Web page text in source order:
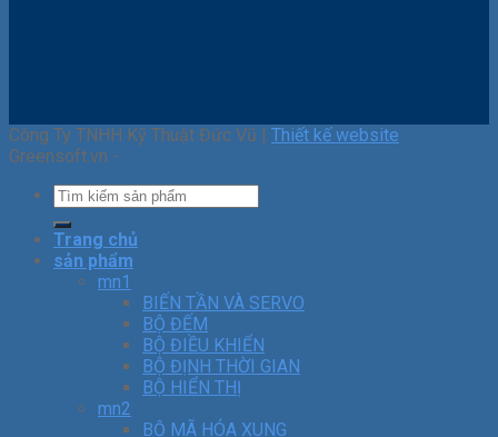
Công Ty TNHH Kỹ Thuật Đức Vũ | Thiết kế website
Greensoft.vn -
Trang chủ
sản phẩm
mn1
BIẾN TẦN VÀ SERVO
BỘ ĐẾM
BỘ ĐIỀU KHIỂN
BỘ ĐỊNH THỜI GIAN
BỘ HIỂN THỊ
mn2
BỘ MÃ HÓA XUNG